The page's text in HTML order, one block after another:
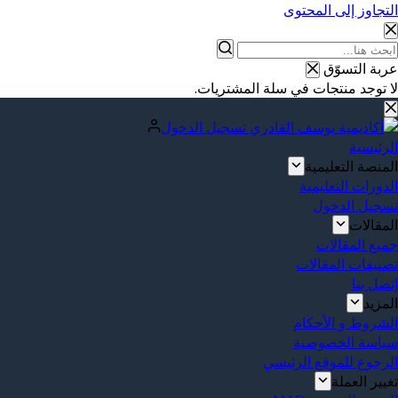
التجاوز إلى المحتوى
عربة التسوّق
لا توجد منتجات في سلة المشتريات.
تسجيل الدخول
الرئيسية
المنصة التعليمية
الدورات التعليمية
تسجيل الدخول
المقالات
جميع المقالات
تصنيفات المقالات
إتصل بنا
المزيد
الشروط و الأحكام
سياسة الخصوصية
الرجوع للموقع الرئيسي
تغيير العملة